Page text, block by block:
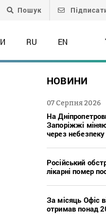
Пошук
RU EN
НОВИНИ
07 Серпня 2026
На
Запоріжжі
через небезпеку
Російський
лікарні помер
За місяць Офіс
отримав понад